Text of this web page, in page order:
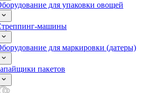
для упаковки овощей
машины
для маркировки (датеры)
пакетов